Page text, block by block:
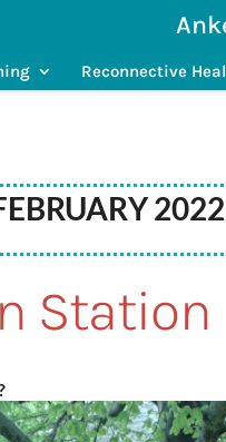
Reconnective
2022
Station